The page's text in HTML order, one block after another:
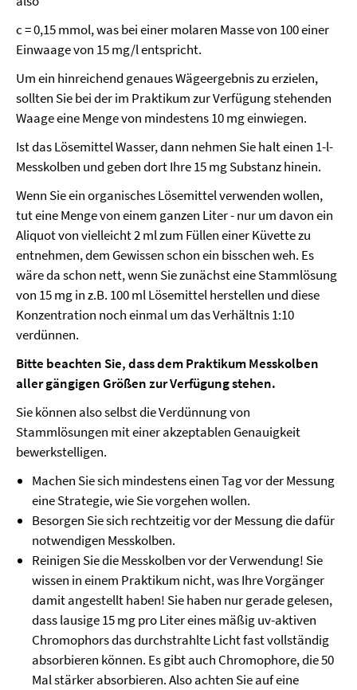
c = 0,15 mmol, was bei einer molaren Masse von 100 einer
Einwaage von 15 mg/l entspricht.
Um ein hinreichend genaues Wägeergebnis zu erzielen,
sollten Sie bei der im Praktikum zur Verfügung stehenden
Waage eine Menge von mindestens 10 mg einwiegen.
Ist das Lösemittel Wasser, dann nehmen Sie halt einen 1-l-
Messkolben und geben dort Ihre 15 mg Substanz hinein.
Wenn Sie ein organisches Lösemittel verwenden wollen,
tut eine Menge von einem ganzen Liter - nur um davon ein
Aliquot von vielleicht 2 ml zum Füllen einer Küvette zu
entnehmen, dem Gewissen schon ein bisschen weh. Es
wäre da schon nett, wenn Sie zunächst eine Stammlösung
von 15 mg in z.B. 100 ml Lösemittel herstellen und diese
Konzentration noch einmal um das Verhältnis 1:10
verdünnen.
Bitte beachten Sie, dass dem Praktikum Messkolben
aller gängigen Größen zur Verfügung stehen.
Sie können also selbst die Verdünnung von
Stammlösungen mit einer akzeptablen Genauigkeit
bewerkstelligen.
Machen Sie sich mindestens einen Tag vor der Messung
eine Strategie, wie Sie vorgehen wollen.
Besorgen Sie sich rechtzeitig vor der Messung die dafür
notwendigen Messkolben.
Reinigen Sie die Messkolben vor der Verwendung! Sie
wissen in einem Praktikum nicht, was Ihre Vorgänger
damit angestellt haben! Sie haben nur gerade gelesen,
dass lausige 15 mg pro Liter eines mäßig uv-aktiven
Chromophors das durchstrahlte Licht fast vollständig
absorbieren können. Es gibt auch Chromophore, die 50
Mal stärker absorbieren. Also achten Sie auf eine